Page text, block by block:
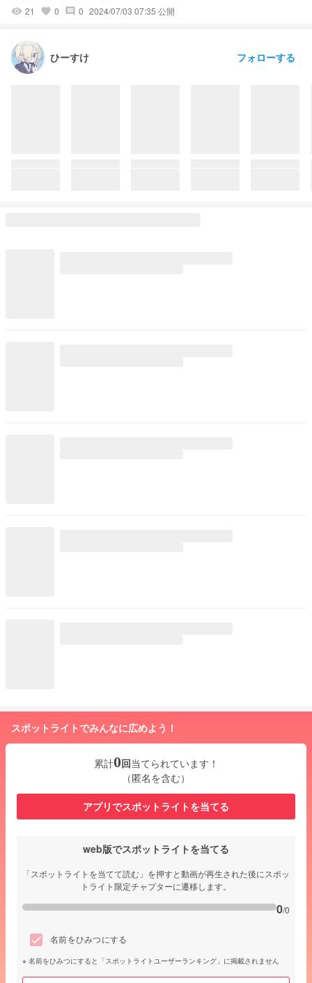
visibility 21 favorite 0 comment 0 2024/07/03 07:35 公開
ひーすけ フォローする
スポットライトでみんなに広めよう！
累計0回当てられています！
（匿名を含む）
アプリでスポットライトを当てる
web版でスポットライトを当てる
「スポットライトを当てて読む」を押すと動画が再生された後にスポッ
トライト限定チャプターに遷移します。
0/0
名前をひみつにする
名前をひみつにすると「スポットライトユーザーランキング」に掲載されません